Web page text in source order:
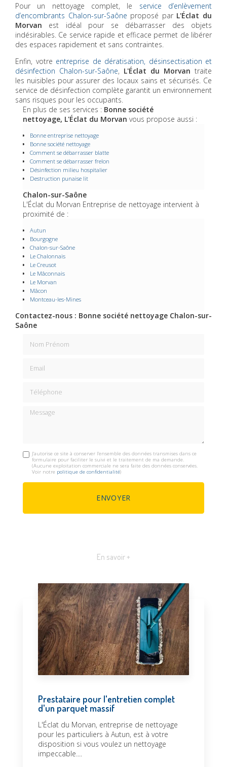
Pour un nettoyage complet, le service d’enlèvement
d’encombrants Chalon-sur-Saône proposé par L'Éclat du
Morvan est idéal pour se débarrasser des objets
indésirables. Ce service rapide et efficace permet de libérer
des espaces rapidement et sans contraintes.
Enfin, votre entreprise de dératisation, désinsectisation et
désinfection Chalon-sur-Saône, L'Éclat du Morvan traite
les nuisibles pour assurer des locaux sains et sécurisés. Ce
service de désinfection complète garantit un environnement
sans risques pour les occupants.
En plus de ses services : Bonne société
nettoyage, L'Éclat du Morvan vous propose aussi :
Bonne entreprise nettoyage
Bonne société nettoyage
Comment se débarrasser blatte
Comment se débarrasser frelon
Désinfection milieu hospitalier
Destruction punaise lit
Chalon-sur-Saône
L'Éclat du Morvan Entreprise de nettoyage intervient à
proximité de :
Autun
Bourgogne
Chalon-sur-Saône
Le Chalonnais
Le Creusot
Le Mâconnais
Le Morvan
Mâcon
Montceau-les-Mines
Contactez-nous : Bonne société nettoyage Chalon-sur-
Saône
Message
J'autorise ce site à conserver l'ensemble des données transmises dans ce
formulaire pour faciliter le suivi et le traitement de ma demande.
(Aucune exploitation commerciale ne sera faite des données conservées.
Voir notre politique de confidentialité)
En savoir +
Prestataire pour l'entretien complet
d'un parquet massif
L'Éclat du Morvan, entreprise de nettoyage
pour les particuliers à Autun, est à votre
disposition si vous voulez un nettoyage
impeccable....